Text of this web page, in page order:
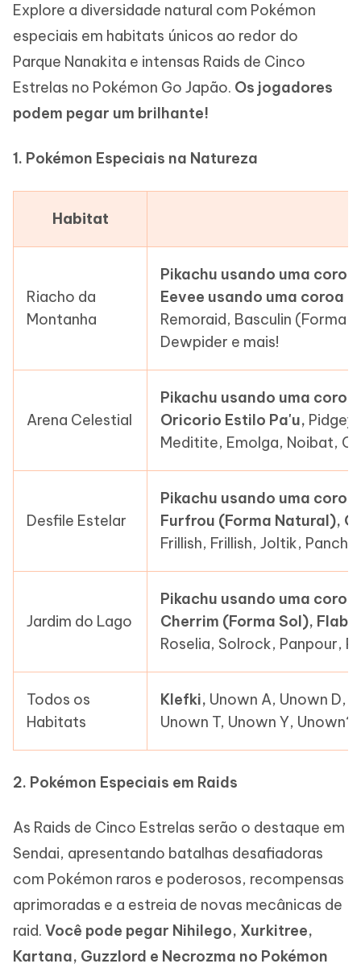
Explore a diversidade natural com Pokémon
especiais em habitats únicos ao redor do
Parque Nanakita e intensas Raids de Cinco
Estrelas no Pokémon Go Japão. Os jogadores
podem pegar um brilhante!
1. Pokémon Especiais na Natureza
Habitat
Riacho da
Montanha
Pikachu usando uma
Eevee usando uma coroa
Remoraid, Basculin (Forma
Dewpider e mais!
Arena Celestial
Pikachu usando uma
Oricorio Estilo Pa'u,
Meditite, Emolga, Noibat,
Desfile Estelar
Pikachu usando uma
Furfrou (Forma Natural),
Frillish, Frillish, Joltik,
Jardim do Lago
Pikachu usando uma
Cherrim (Forma Sol),
Roselia, Solrock, Panpour,
Todos os
Habitats
Klefki, Unown A, Unown D,
Unown T, Unown Y, Unown?
2. Pokémon Especiais em Raids
As Raids de Cinco Estrelas serão o destaque em
Sendai, apresentando batalhas desafiadoras
com Pokémon raros e poderosos, recompensas
aprimoradas e a estreia de novas mecânicas de
raid. Você pode pegar Nihilego, Xurkitree,
Kartana, Guzzlord e Necrozma no Pokémon